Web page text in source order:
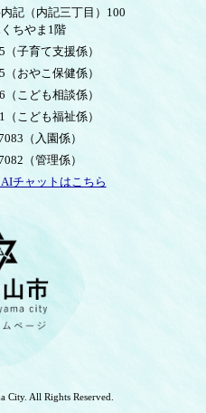
記（内記三丁目）100
ちやま1階
（子育て支援係）
（おやこ保健係）
（こども相談係）
（こども福祉係）
（入園係）
（管理係）
チャットはこちら
All Rights Reserved.